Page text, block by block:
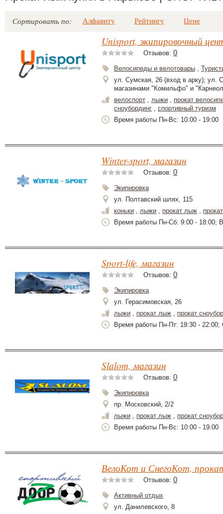
Сортировать по: Алфавиту Рейтингу Цене
Unisport, экипировочный
Отзывов: 0
Велосипеды и велотовары ,
ул. Сумская, 26 (вход в арку); ул.
магазинами "Комильфо" и
велоспорт , лыжи , прокат
сноубординг , спортивный туризм
Время работы Пн-Вс: 10:00 - 19:00
Winter-sport, магазин
Отзывов: 0
Экипировка
ул. Полтавский шлях, 115
коньки , лыжи , прокат лыж ,
Время работы Пн-Сб: 9:00 - 18:00;
Sport-life, магазин
Отзывов: 0
Экипировка
ул. Герасимовская, 26
лыжи , прокат лыж , прокат
Время работы Пн-Пт: 19:30 -
Slalom, магазин
Отзывов: 0
Экипировка
пр. Московский, 2/2
лыжи , прокат лыж , прокат
Время работы Пн-Вс: 10:00 - 19:00
ВелоКот и СнегоКот,
Отзывов: 0
Активный отдых
ул. Данилевского, 8